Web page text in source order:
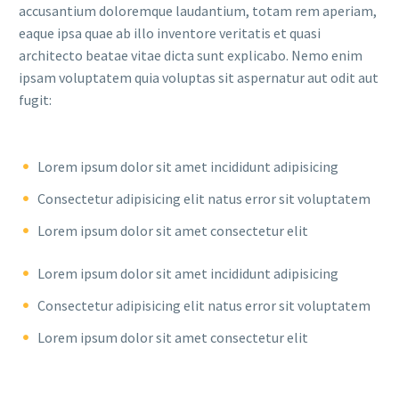
accusantium doloremque laudantium, totam rem aperiam,
eaque ipsa quae ab illo inventore veritatis et quasi
architecto beatae vitae dicta sunt explicabo. Nemo enim
ipsam voluptatem quia voluptas sit aspernatur aut odit aut
fugit:
Lorem ipsum dolor sit amet incididunt adipisicing
Consectetur adipisicing elit natus error sit voluptatem
Lorem ipsum dolor sit amet consectetur elit
Lorem ipsum dolor sit amet incididunt adipisicing
Consectetur adipisicing elit natus error sit voluptatem
Lorem ipsum dolor sit amet consectetur elit